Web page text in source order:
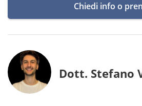
Chiedi info o
Dott. Stefano